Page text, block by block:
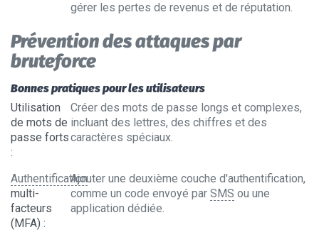
gérer les pertes de revenus et de réputation.
Prévention des attaques par
bruteforce
Bonnes pratiques pour les utilisateurs
Utilisation
de mots de
passe forts
:
Créer des mots de passe longs et complexes,
incluant des lettres, des chiffres et des
caractères spéciaux.
Authentification
multi-
facteurs
(MFA) :
Ajouter une deuxième couche d'authentification,
comme un code envoyé par SMS ou une
application dédiée.